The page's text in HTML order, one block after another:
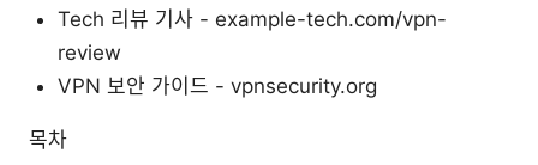
Tech 리뷰 기사 - example-tech.com/vpn-
review
VPN 보안 가이드 - vpnsecurity.org
목차